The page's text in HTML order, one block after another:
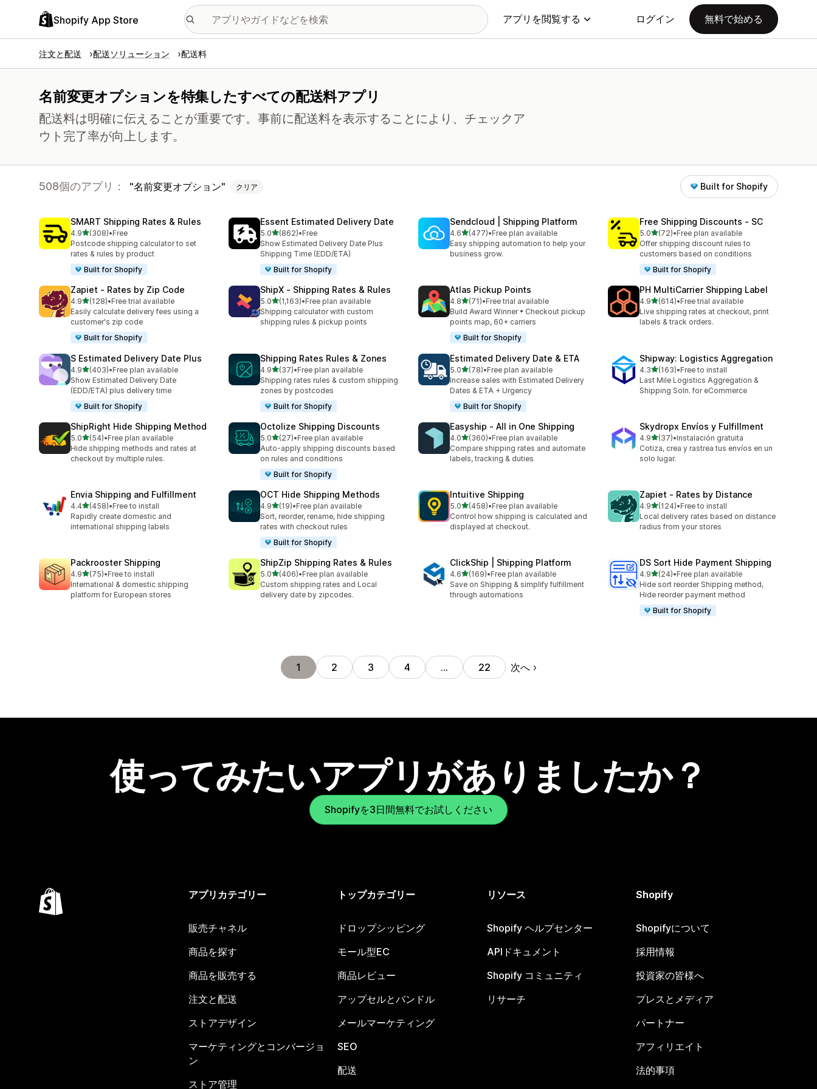
Shopify App Store アプリを閲覧する ログイン 無料で始める
注文と配送 配送ソリューション 配送料
名前変更オプションを特集したすべての配送料アプリ
配送料は明確に伝えることが重要です。事前に配送料を表示することにより、チェックア
ウト完了率が向上します。
508個のアプリ： 名前変更オプション クリア Built for Shopify
SMART Shipping Rates & Rules
4.95つ星中
(308)
合計レビュー数：308件
•Free
Postcode shipping calculator to set
rates & rules by product
Built for Shopify
Essent Estimated Delivery Date
5.05つ星中
(862)
合計レビュー数：862件
•Free
Show Estimated Delivery Date Plus
Shipping Time (EDD/ETA)
Built for Shopify
Sendcloud | Shipping Platform
4.65つ星中
(477)
合計レビュー数：477件
•Free plan available
Easy shipping automation to help your
business grow.
Free Shipping Discounts ‑ SC
5.05つ星中
(72)
合計レビュー数：72件
•Free plan available
Offer shipping discount rules to
customers based on conditions
Built for Shopify
Zapiet ‑ Rates by Zip Code
4.95つ星中
(128)
合計レビュー数：128件
•Free trial available
Easily calculate delivery fees using a
customer's zip code
Built for Shopify
ShipX ‑ Shipping Rates & Rules
5.05つ星中
(1,163)
合計レビュー数：1163件
•Free plan available
Shipping calculator with custom
shipping rules & pickup points
Atlas Pickup Points
4.85つ星中
(71)
合計レビュー数：71件
•Free trial available
Build Award Winner • Checkout pickup
points map, 60+ carriers
Built for Shopify
PH MultiCarrier Shipping Label
4.95つ星中
(614)
合計レビュー数：614件
•Free trial available
Live shipping rates at checkout, print
labels & track orders.
S Estimated Delivery Date Plus
4.95つ星中
(403)
合計レビュー数：403件
•Free plan available
Show Estimated Delivery Date
(EDD/ETA) plus delivery time
Built for Shopify
Shipping Rates Rules & Zones
4.95つ星中
(37)
合計レビュー数：37件
•Free plan available
Shipping rates rules & custom shipping
zones by postcodes
Built for Shopify
Estimated Delivery Date & ETA
5.05つ星中
(78)
合計レビュー数：78件
•Free plan available
Increase sales with Estimated Delivery
Dates & ETA + Urgency
Built for Shopify
Shipway: Logistics Aggregation
4.35つ星中
(163)
合計レビュー数：163件
•Free to install
Last Mile Logistics Aggregation &
Shipping Soln. for eCommerce
ShipRight Hide Shipping Method
5.05つ星中
(54)
合計レビュー数：54件
•Free plan available
Hide shipping methods and rates at
checkout by multiple rules.
Octolize Shipping Discounts
5.05つ星中
(27)
合計レビュー数：27件
•Free plan available
Auto-apply shipping discounts based
on rules and conditions
Built for Shopify
Easyship ‑ All in One Shipping
4.05つ星中
(360)
合計レビュー数：360件
•Free plan available
Compare shipping rates and automate
labels, tracking & duties
Skydropx Envíos y Fulfillment
4.95つ星中
(37)
合計レビュー数：37件
•Instalación gratuita
Cotiza, crea y rastrea tus envíos en un
solo lugar.
Envia Shipping and Fulfillment
4.45つ星中
(458)
合計レビュー数：458件
•Free to install
Rapidly create domestic and
international shipping labels
OCT Hide Shipping Methods
4.95つ星中
(19)
合計レビュー数：19件
•Free plan available
Sort, reorder, rename, hide shipping
rates with checkout rules
Built for Shopify
Intuitive Shipping
5.05つ星中
(458)
合計レビュー数：458件
•Free plan available
Control how shipping is calculated and
displayed at checkout.
Zapiet ‑ Rates by Distance
4.95つ星中
(124)
合計レビュー数：124件
•Free to install
Local delivery rates based on distance
radius from your stores
Packrooster Shipping
4.95つ星中
(75)
合計レビュー数：75件
•Free to install
International & domestic shipping
platform for European stores
ShipZip Shipping Rates & Rules
5.05つ星中
(406)
合計レビュー数：406件
•Free plan available
Custom shipping rates and Local
delivery date by zipcodes.
ClickShip | Shipping Platform
4.65つ星中
(169)
合計レビュー数：169件
•Free plan available
Save on Shipping & simplify fulfillment
through automations
DS Sort Hide Payment Shipping
4.95つ星中
(24)
合計レビュー数：24件
•Free plan available
Hide sort reorder Shipping method,
Hide reorder payment method
Built for Shopify
1 2 3 4 … 22 次へ
使ってみたいアプリがありましたか？
Shopifyを3日間無料でお試しください
アプリカテゴリー
販売チャネル
商品を探す
商品を販売する
注文と配送
ストアデザイン
マーケティングとコンバージョ
ン
ストア管理
トップカテゴリー
ドロップシッピング
モール型EC
商品レビュー
アップセルとバンドル
メールマーケティング
SEO
配送
リソース
Shopify ヘルプセンター
APIドキュメント
Shopify コミュニティ
リサーチ
Shopify
Shopifyについて
採用情報
投資家の皆様へ
プレスとメディア
パートナー
アフィリエイト
法的事項